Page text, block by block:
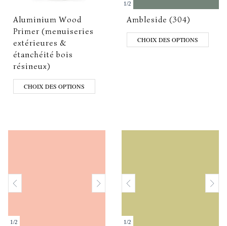
Aluminium Wood
Primer (menuiseries
extérieures &
étanchéité bois
résineux)
CHOIX DES OPTIONS
1/2
Ambleside (304)
CHOIX DES OPTIONS
1/2 1/2